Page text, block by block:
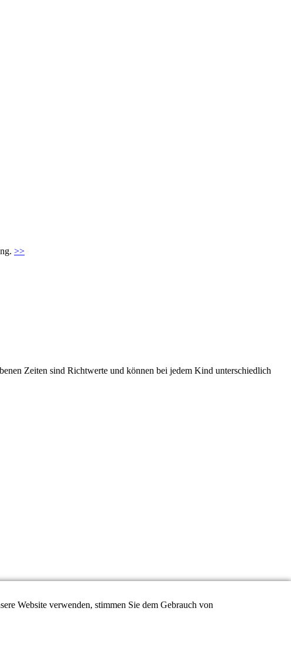
>>
Zeiten sind Richtwerte und können bei jedem Kind unterschiedlich
Website verwenden, stimmen Sie dem Gebrauch von